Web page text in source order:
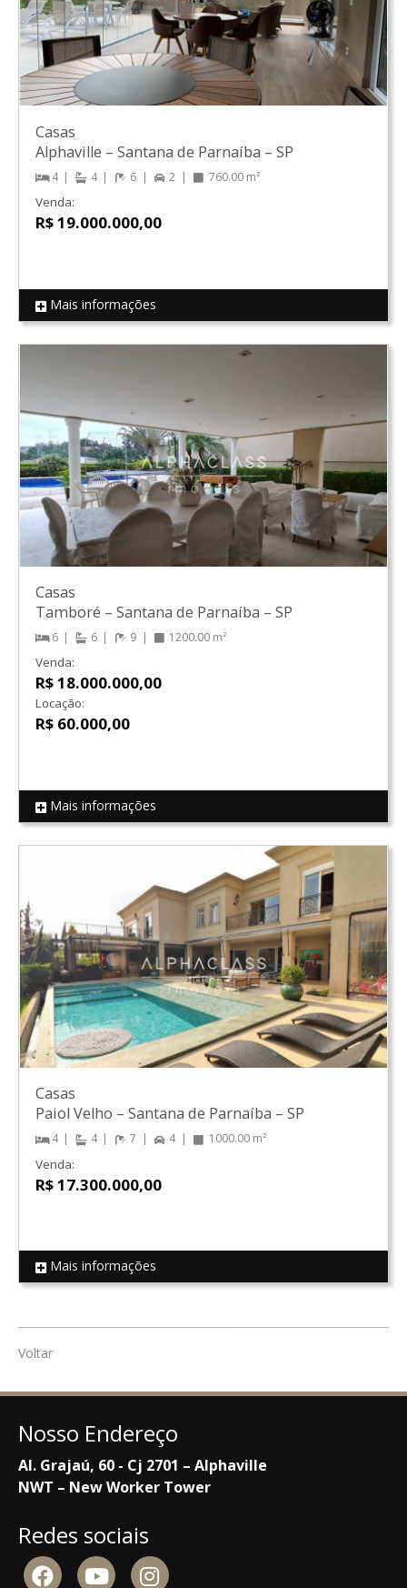
REF 15899
Casas
Alphaville – Santana de Parnaíba – SP
4 4 6 2 760.00 m²
Venda:
R$ 19.000.000,00
Mais informações
REF 15942
Casas
Tamboré – Santana de Parnaíba – SP
6 6 9 1200.00 m²
Venda:
R$ 18.000.000,00
Locação:
R$ 60.000,00
Mais informações
REF 16425
Casas
Paiol Velho – Santana de Parnaíba – SP
4 4 7 4 1000.00 m²
Venda:
R$ 17.300.000,00
Mais informações
Voltar
Nosso Endereço
Al. Grajaú, 60 - Cj 2701 – Alphaville
NWT – New Worker Tower
Redes sociais